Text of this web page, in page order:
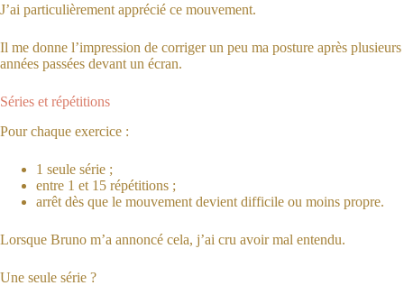
J’ai particulièrement apprécié ce mouvement.
Il me donne l’impression de corriger un peu ma posture après plusieurs
années passées devant un écran.
Séries et répétitions
Pour chaque exercice :
1 seule série ;
entre 1 et 15 répétitions ;
arrêt dès que le mouvement devient difficile ou moins propre.
Lorsque Bruno m’a annoncé cela, j’ai cru avoir mal entendu.
Une seule série ?